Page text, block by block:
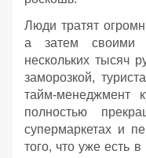
Люди тратят
а затем своими
нескольких тысяч
заморозкой,
тайм-менеджмент
полностью
супермаркетах и
того, что уже есть